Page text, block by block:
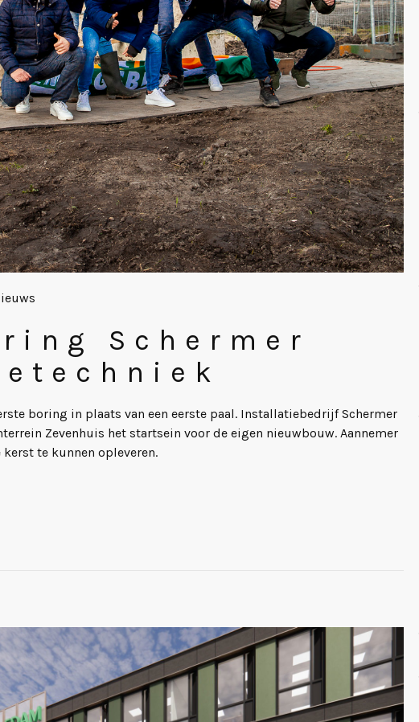
Schermer
boring in plaats van een eerste paal. Installatiebedrijf Schermer
Zevenhuis het startsein voor de eigen nieuwbouw. Aannemer
te kunnen opleveren.